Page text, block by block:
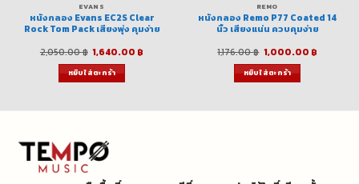
EVANS
หนังกลอง Evans EC2S Clear
Rock Tom Pack เสียงพุ่ง คุมง่าย
2,050.00฿ Original
price
was:
2,050.00 ฿.
1,640.00 ฿
หยิบใส่ตะกร้า
REMO
หนังกลอง Remo P77 Coated 14
นิ้ว เสียงแน่น ควบคุมง่าย
1,176.00฿ Original
price
was:
1,176.00 ฿.
1,000.00 ฿Current
หยิบใส่ตะกร้า